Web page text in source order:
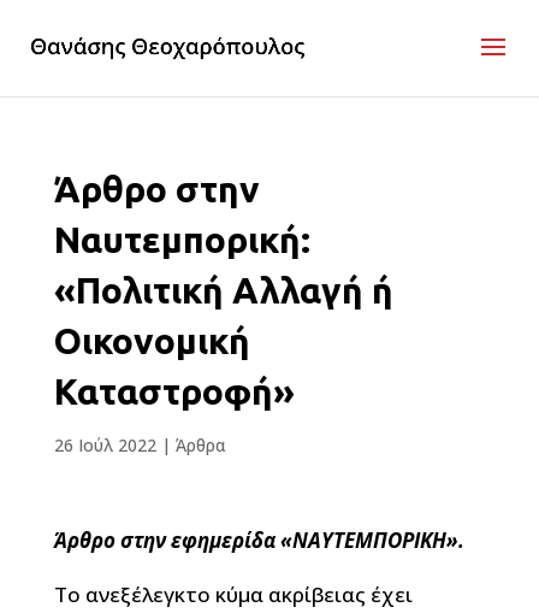
Άρθρο στην
Ναυτεμπορική:
«Πολιτική Αλλαγή ή
Οικονομική
Καταστροφή»
26 Ιούλ 2022| Άρθρα
Άρθρο στην εφημερίδα «ΝΑΥΤΕΜΠΟΡΙΚΗ».
Το ανεξέλεγκτο κύμα ακρίβειας έχει